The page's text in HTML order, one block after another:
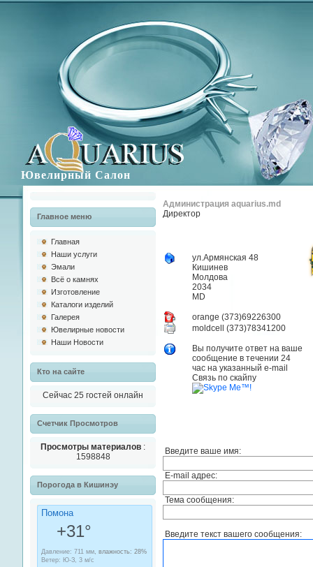
Ювелирный Салон
Главное меню
Главная
Наши услуги
Эмали
Всё о камнях
Изготовлениe
Каталоги изделий
Галерея
Ювелирные новости
Наши Новости
Кто на сайте
Сейчас 25 гостей онлайн
Cчетчик Просмотров
Просмотры материалов :
1598848
Порогода в Кишинэу
Администрация aquarius.md
Директор
ул.Армянская 48
Кишинев
Молдова
2034
MD
orange (373)69226300
moldcell (373)78341200
Вы получите ответ на ваше
сообщение в течении 24
час на указанный e-mail
Связь по скайпу
Введите ваше имя:
E-mail адрес:
Тема сообщения:
Введите текст вашего сообщения: